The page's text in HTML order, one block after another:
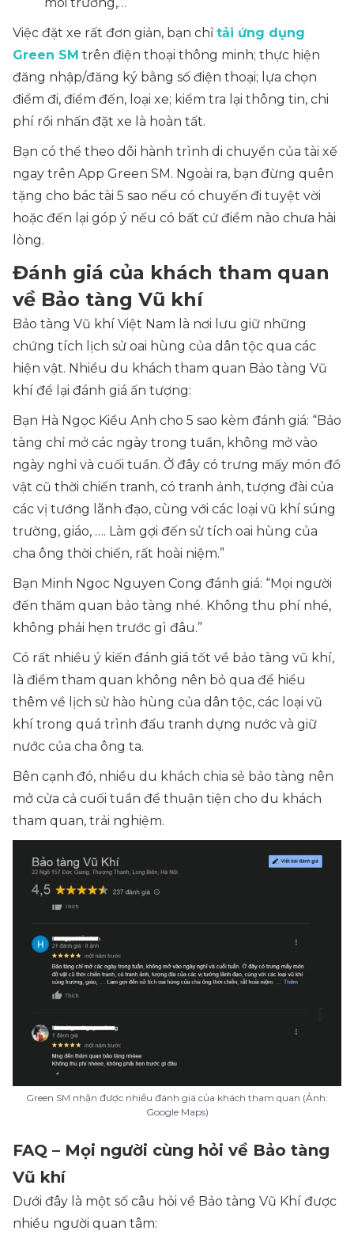
Việc đặt xe rất đơn giản, bạn chỉ tải ứng dụng
Green SM trên điện thoại thông minh; thực hiện
đăng nhập/đăng ký bằng số điện thoại; lựa chọn
điểm đi, điểm đến, loại xe; kiểm tra lại thông tin, chi
phí rồi nhấn đặt xe là hoàn tất.
Bạn có thể theo dõi hành trình di chuyển của tài xế
ngay trên App Green SM. Ngoài ra, bạn đừng quên
tặng cho bác tài 5 sao nếu có chuyến đi tuyệt vời
hoặc đến lại góp ý nếu có bất cứ điểm nào chưa hài
lòng.
Đánh giá của khách tham quan
về Bảo tàng Vũ khí
Bảo tàng Vũ khí Việt Nam là nơi lưu giữ những
chứng tích lịch sử oai hùng của dân tộc qua các
hiện vật. Nhiều du khách tham quan Bảo tàng Vũ
khí để lại đánh giá ấn tượng:
Bạn Hà Ngọc Kiều Anh cho 5 sao kèm đánh giá: “Bảo
tàng chỉ mở các ngày trong tuần, không mở vào
ngày nghỉ và cuối tuần. Ở đây có trưng mấy món đồ
vật cũ thời chiến tranh, có tranh ảnh, tượng đài của
các vị tướng lãnh đạo, cùng với các loại vũ khí súng
trường, giáo, …. Làm gợi đến sử tích oai hùng của
cha ông thời chiến, rất hoài niệm.”
Bạn Minh Ngoc Nguyen Cong đánh giá: “Mọi người
đến thăm quan bảo tàng nhé. Không thu phí nhé,
không phải hẹn trước gì đâu.”
Có rất nhiều ý kiến đánh giá tốt về bảo tàng vũ khí,
là điểm tham quan không nên bỏ qua để hiểu
thêm về lịch sử hào hùng của dân tộc, các loại vũ
khí trong quá trình đấu tranh dựng nước và giữ
nước của cha ông ta.
Bên cạnh đó, nhiều du khách chia sẻ bảo tàng nên
mở cửa cả cuối tuần để thuận tiện cho du khách
tham quan, trải nghiệm.
Green SM nhận được nhiều đánh giá của khách tham quan (Ảnh:
Google Maps)
FAQ – Mọi người cùng hỏi về Bảo tàng
Vũ khí
Dưới đây là một số câu hỏi về Bảo tàng Vũ Khí được
nhiều người quan tâm: